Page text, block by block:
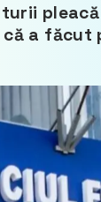
că a făcut